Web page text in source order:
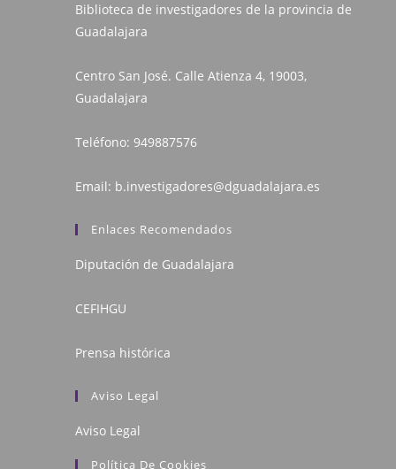
Biblioteca de investigadores de la provincia de
Guadalajara
Centro San José. Calle Atienza 4, 19003,
Guadalajara
Teléfono: 949887576
Email: b.investigadores@dguadalajara.es
Enlaces Recomendados
Diputación de Guadalajara
CEFIHGU
Prensa histórica
Aviso Legal
Aviso Legal
Política De Cookies